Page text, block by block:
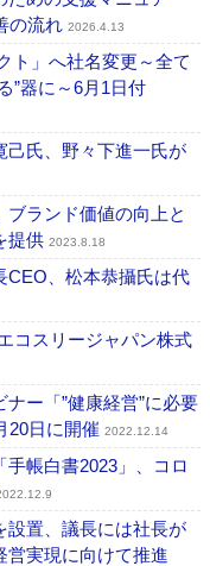
の流れ 2026.4.13
ト」へ社名変更～全て
”器に～6月1日付
氏、野々下進一氏が
ランド価値の向上と
提供 2023.8.18
、松本恭攝氏は代
コスリージャパン株式
ー「”健康経営”に必要
20日に開催 2022.12.14
帳白書2023」、コロ
置、議長には社長が
営実現に向けて推進